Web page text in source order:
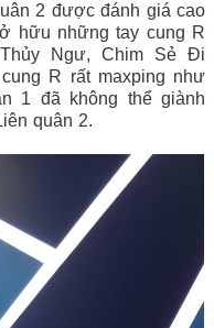
2 được đánh giá cao
hữu những tay cung R
Ngư, Chim Sẻ Đi
R rất maxping như
1 đã không thể giành
quân 2.